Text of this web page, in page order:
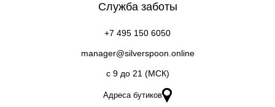
Служба заботы
+7 495 150 6050
manager@silverspoon.online
c 9 до 21 (МСК)
Адреса бутиков